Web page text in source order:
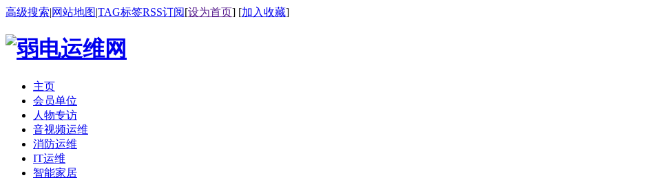
高级搜索|网站地图|TAG标签RSS订阅[设为首页] [加入收藏]
主页
会员单位
人物专访
音视频运维
消防运维
IT运维
智能家居